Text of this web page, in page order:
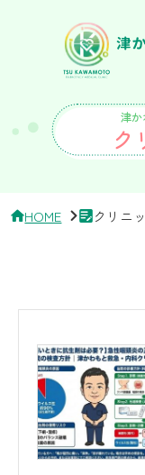
津か
ク
HOME クリニ